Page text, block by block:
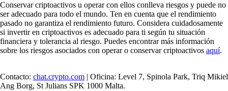
Conservar criptoactivos u operar con ellos conlleva riesgos y puede no
ser adecuado para todo el mundo. Ten en cuenta que el rendimiento
pasado no garantiza el rendimiento futuro. Considera cuidadosamente
si invertir en criptoactivos es adecuado para ti según tu situación
financiera y tolerancia al riesgo. Puedes encontrar más información
sobre los riesgos asociados con operar o conservar criptoactivos aquí.
Contacto: chat.crypto.com | Oficina: Level 7, Spinola Park, Triq Mikiel
Ang Borg, St Julians SPK 1000 Malta.